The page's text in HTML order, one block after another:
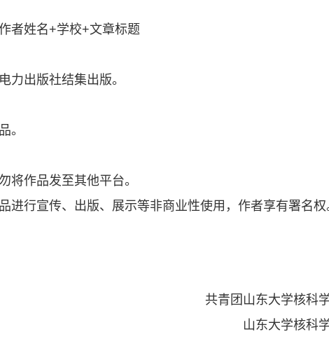
者姓名+学校+文章标题
力出版社结集出版。
。
将作品发至其他平台。
进行宣传、出版、展示等非商业性使用，作者享有署名权
共青团山东大学核科
山东大学核科